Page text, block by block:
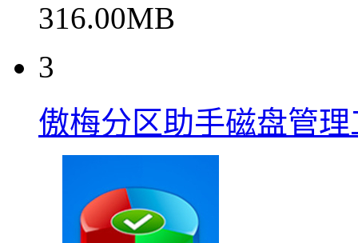
316.00MB
3
傲梅分区助手磁盘管理